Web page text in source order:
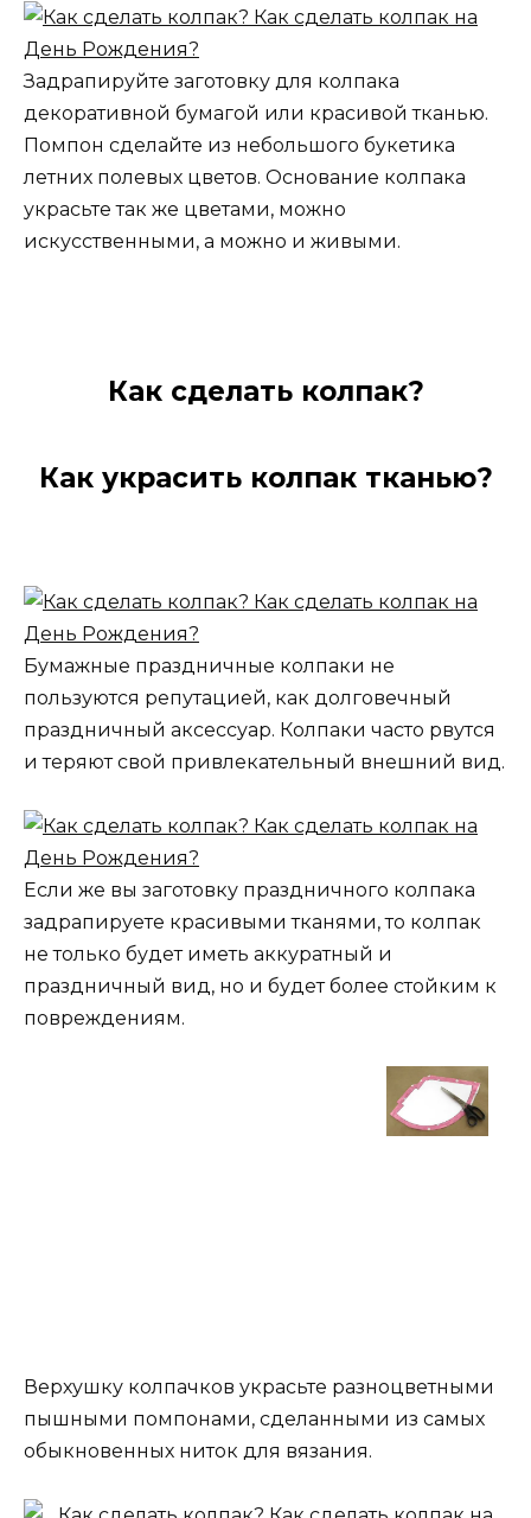
Задрапируйте заготовку для колпака
декоративной бумагой или красивой тканью.
Помпон сделайте из небольшого букетика
летних полевых цветов. Основание колпака
украсьте так же цветами, можно
искусственными, а можно и живыми.
Как сделать колпак?
Как украсить колпак тканью?
Бумажные праздничные колпаки не
пользуются репутацией, как долговечный
праздничный аксессуар. Колпаки часто рвутся
и теряют свой привлекательный внешний вид.
Если же вы заготовку праздничного колпака
задрапируете красивыми тканями, то колпак
не только будет иметь аккуратный и
праздничный вид, но и будет более стойким к
повреждениям.
Верхушку колпачков украсьте разноцветными
пышными помпонами, сделанными из самых
обыкновенных ниток для вязания.